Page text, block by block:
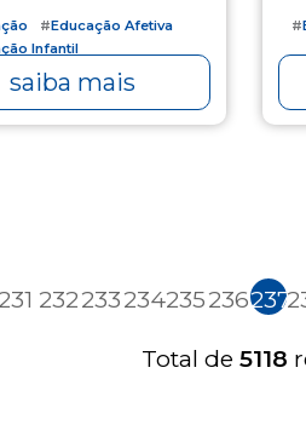
#Educação Afetiva
Infantil
saiba mais
#
231 232233234235236237
Total de 5118